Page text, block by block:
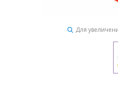
Для